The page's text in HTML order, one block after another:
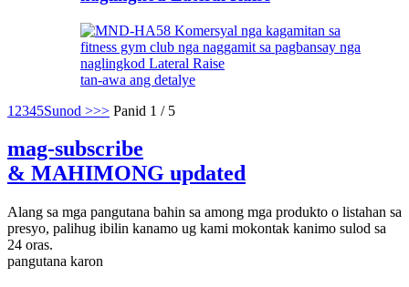
tan-awa ang detalye
1 2345Sunod >>> Panid 1 / 5
mag-subscribe
& MAHIMONG updated
Alang sa mga pangutana bahin sa among mga produkto o listahan sa
presyo, palihug ibilin kanamo ug kami mokontak kanimo sulod sa
24 oras.
pangutana karon